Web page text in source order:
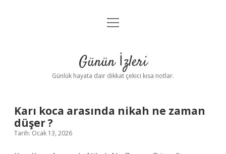
Anasayfa
Yasal Uyarı
menüyü
Günün İzleri
Günlük hayata dair dikkat çekici kısa notlar.
Karı koca arasında nikah ne zaman
düşer ?
Tarih: Ocak 13, 2026